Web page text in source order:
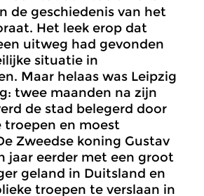
de geschiedenis van het
Het leek erop dat
uitweg had gevonden
situatie in
Maar helaas was Leipzig
twee maanden na zijn
de stad belegerd door
troepen en moest
Zweedse koning Gustav
jaar eerder met een groot
geland in Duitsland en
troepen te verslaan in